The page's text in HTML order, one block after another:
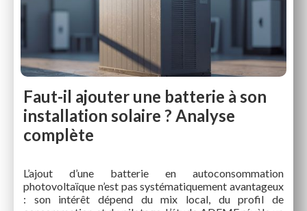
Faut-il ajouter une batterie à son
installation solaire ? Analyse
complète
L’ajout d’une batterie en autoconsommation
photovoltaïque n’est pas systématiquement avantageux
: son intérêt dépend du mix local, du profil de